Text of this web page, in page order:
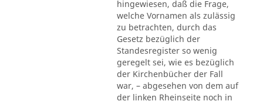
hingewiesen, daß die Frage,
welche Vornamen als zulässig
zu betrachten, durch das
Gesetz bezüglich der
Standesregister so wenig
geregelt sei, wie es bezüglich
der Kirchenbücher der Fall
war, – abgesehen von dem auf
der linken Rheinseite noch in